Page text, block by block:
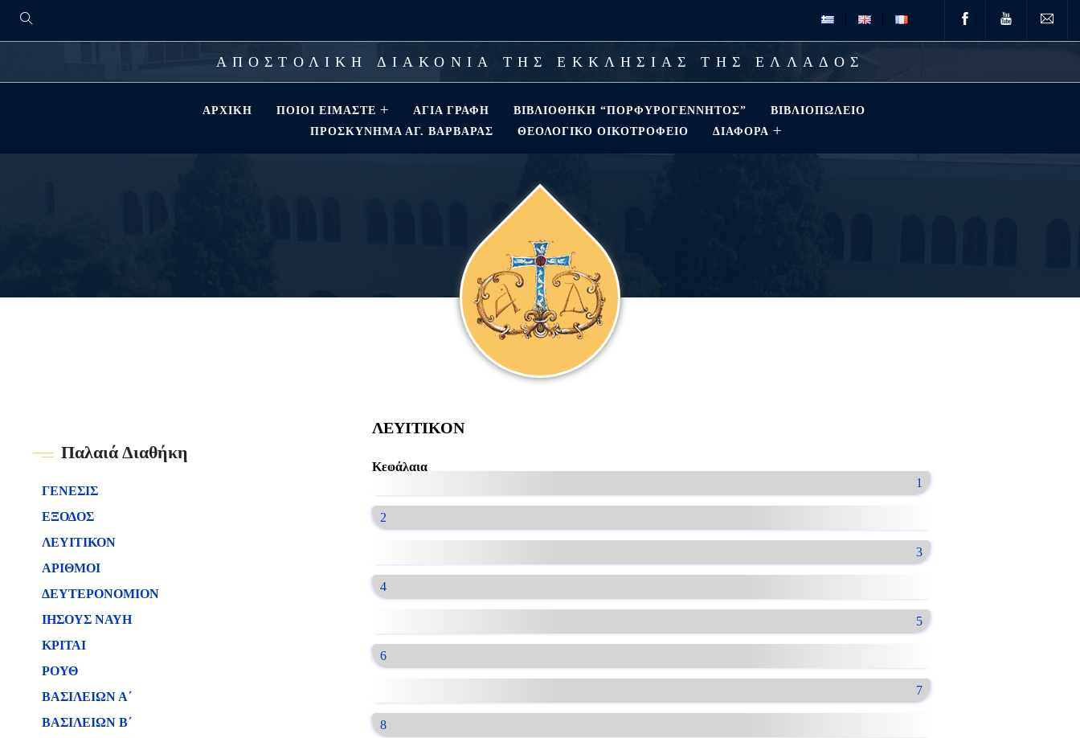
ΑΠΟΣΤΟΛΙΚΗ ΔΙΑΚΟΝΙΑ ΤΗΣ ΕΚΚΛΗΣΙΑΣ ΤΗΣ ΕΛΛΑΔΟΣ
ΑΡΧΙΚΉ ΠΟΙΟΊ ΕΊΜΑΣΤΕ ΑΓΊΑ ΓΡΑΦΉ ΒΙΒΛΙΟΘΗΚΗ “ΠΟΡΦΥΡΟΓΕΝΝΗΤΟΣ”
ΒΙΒΛΙΟΠΩΛΕΊΟ
ΠΡΟΣΚΎΝΗΜΑ ΑΓ. ΒΑΡΒΆΡΑΣ
ΘΕΟΛΟΓΙΚΌ ΟΙΚΟΤΡΟΦΕΊΟ ΔΙΑΦΟΡΑ
ΛΕΥΙΤΙΚΟΝ
Κεφάλαια
1
2
3
4
5
6
7
8
Παλαιά Διαθήκη
ΓΕΝΕΣΙΣ
ΕΞΟΔΟΣ
ΛΕΥΙΤΙΚΟΝ
ΑΡΙΘΜΟΙ
ΔΕΥΤΕΡΟΝΟΜΙΟΝ
ΙΗΣΟΥΣ ΝΑΥΗ
ΚΡΙΤΑΙ
ΡΟΥΘ
ΒΑΣΙΛΕΙΩΝ Α΄
ΒΑΣΙΛΕΙΩΝ B΄